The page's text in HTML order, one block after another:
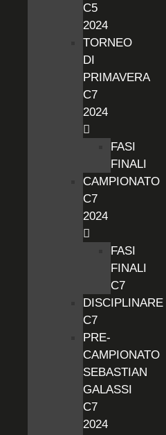
C5
2024
TORNEO
DI
PRIMAVERA
C7
2024
FASI
FINALI
CAMPIONATO
C7
2024
FASI
FINALI
C7
DISCIPLINARE
C7
PRE-
CAMPIONATO
SEBASTIAN
GALASSI
C7
2024